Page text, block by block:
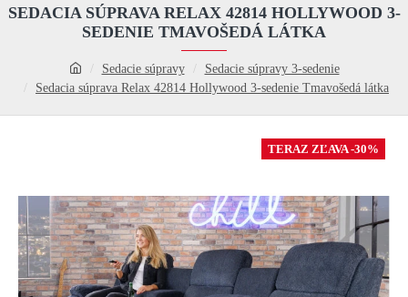
Sedacie súpravy
Sedacie súpravy 3-sedenie
Sedacia súprava Relax 42814 Hollywood 3-sedenie Tmavošedá látka
SEDACIA SÚPRAVA RELAX 42814 HOLLYWOOD 3-
SEDENIE TMAVOŠEDÁ LÁTKA
TERAZ ZĽAVA -30%